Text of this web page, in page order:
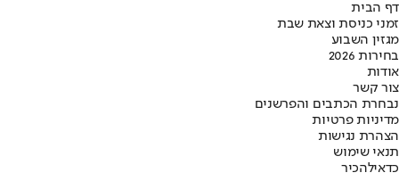
דף הבית
זמני כניסת וצאת שבת
מגזין השבוע
בחירות 2026
אודות
צור קשר
נבחרת הכתבים והפרשנים
מדיניות פרטיות
הצהרת נגישות
תנאי שימוש
כדאילהכיר